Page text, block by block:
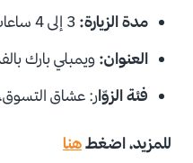
مدة الزيارة:
العنوان: ويمبلي بارك
فئة الزوّار: عشاق التسوق،
للمزيد، اضغطهنا